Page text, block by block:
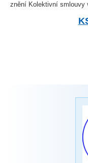
znění Kolektivní smlouvy